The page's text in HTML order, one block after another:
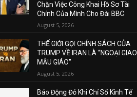
Chặn Việc Công Khai Hồ Sơ Tài
Chính Của Mình Cho Đài BBC
August 5, 2026
THẾ GIỚI GỌI CHÍNH SÁCH CỦA
TRUMP VỀ IRAN LÀ “NGOẠI GIAO
MẪU GIÁO”
August 5, 2026
Báo Động Đỏ Khi Chỉ Số Kinh Tế